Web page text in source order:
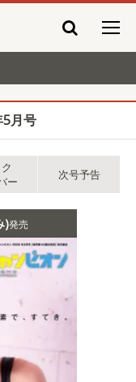
月号
ー
次号予告
)発売